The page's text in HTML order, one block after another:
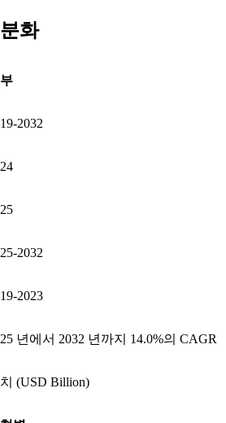
화
2032
2032
2023
년에서 2032 년까지 14.0%의 CAGR
(USD Billion)